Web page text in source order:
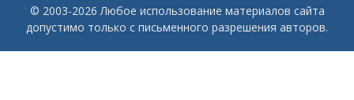
© 2003-2026 Любое использование материалов сайта
допустимо только с письменного разрешения авторов.